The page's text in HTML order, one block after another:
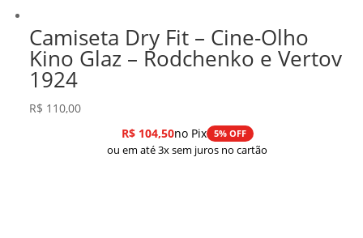
Camiseta Dry Fit – Cine-Olho
Kino Glaz – Rodchenko e Vertov
1924
R$ 110,00
R$104,50no Pix 5% OFF
ou em até 3x sem juros no cartão